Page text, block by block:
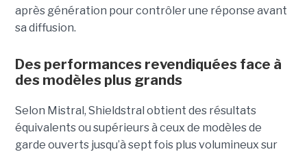
après génération pour contrôler une réponse avant
sa diffusion.
Des performances revendiquées face à
des modèles plus grands
Selon Mistral, Shieldstral obtient des résultats
équivalents ou supérieurs à ceux de modèles de
garde ouverts jusqu’à sept fois plus volumineux sur